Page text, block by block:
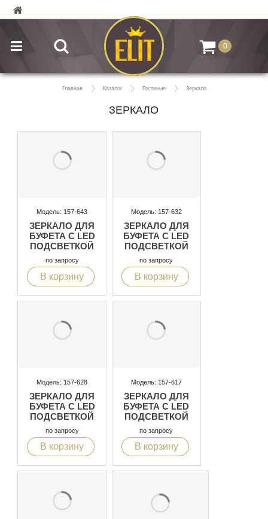
0
Главная Каталог Гостиные Зеркало
ЗЕРКАЛО
Модель: 157-643
ЗЕРКАЛО ДЛЯ
БУФЕТА С LED
ПОДСВЕТКОЙ
по запросу
В корзину
Модель: 157-632
ЗЕРКАЛО ДЛЯ
БУФЕТА С LED
ПОДСВЕТКОЙ
по запросу
В корзину
Модель: 157-628
ЗЕРКАЛО ДЛЯ
БУФЕТА С LED
ПОДСВЕТКОЙ
по запросу
В корзину
Модель: 157-617
ЗЕРКАЛО ДЛЯ
БУФЕТА С LED
ПОДСВЕТКОЙ
по запросу
В корзину